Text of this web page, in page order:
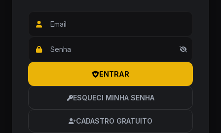
ENTRAR
ESQUECI MINHA SENHA
CADASTRO GRATUITO